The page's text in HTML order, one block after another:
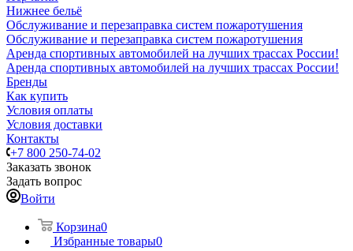
Нижнее бельё
Обслуживание и перезаправка систем пожаротушения
Обслуживание и перезаправка систем пожаротушения
Аренда спортивных автомобилей на лучших трассах России!
Аренда спортивных автомобилей на лучших трассах России!
Бренды
Как купить
Условия оплаты
Условия доставки
Контакты
+7 800 250-74-02
Заказать звонок
Задать вопрос
Войти
Корзина0
Избранные товары0